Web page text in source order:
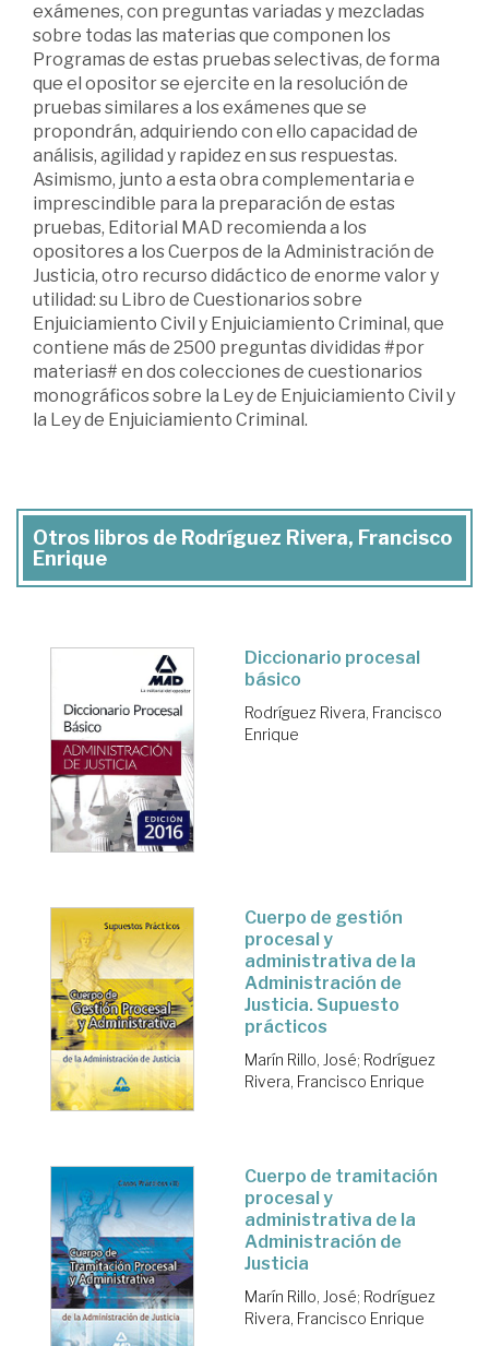
exámenes, con preguntas variadas y mezcladas
sobre todas las materias que componen los
Programas de estas pruebas selectivas, de forma
que el opositor se ejercite en la resolución de
pruebas similares a los exámenes que se
propondrán, adquiriendo con ello capacidad de
análisis, agilidad y rapidez en sus respuestas.
Asimismo, junto a esta obra complementaria e
imprescindible para la preparación de estas
pruebas, Editorial MAD recomienda a los
opositores a los Cuerpos de la Administración de
Justicia, otro recurso didáctico de enorme valor y
utilidad: su Libro de Cuestionarios sobre
Enjuiciamiento Civil y Enjuiciamiento Criminal, que
contiene más de 2500 preguntas divididas #por
materias# en dos colecciones de cuestionarios
monográficos sobre la Ley de Enjuiciamiento Civil y
la Ley de Enjuiciamiento Criminal.
Otros libros de Rodríguez Rivera, Francisco
Enrique
Diccionario procesal
básico
Rodríguez Rivera, Francisco
Enrique
Cuerpo de gestión
procesal y
administrativa de la
Administración de
Justicia. Supuesto
prácticos
Marín Rillo, José; Rodríguez
Rivera, Francisco Enrique
Cuerpo de tramitación
procesal y
administrativa de la
Administración de
Justicia
Marín Rillo, José; Rodríguez
Rivera, Francisco Enrique